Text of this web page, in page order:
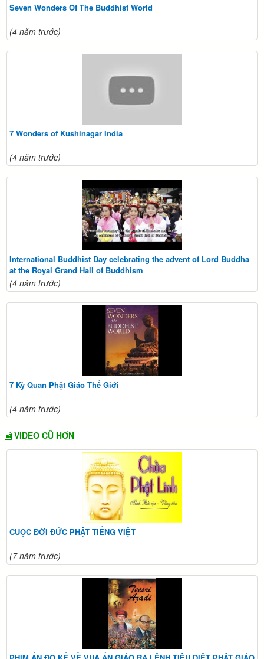
Seven Wonders Of The Buddhist World
(4 năm trước)
7 Wonders of Kushinagar India
(4 năm trước)
International Buddhist Day celebrating the advent of Lord Buddha
at the Royal Grand Hall of Buddhism
(4 năm trước)
7 Kỳ Quan Phật Giáo Thế Giới
(4 năm trước)
VIDEO CŨ HƠN
CUỘC ĐỜI ĐỨC PHẬT TIẾNG VIỆT
(7 năm trước)